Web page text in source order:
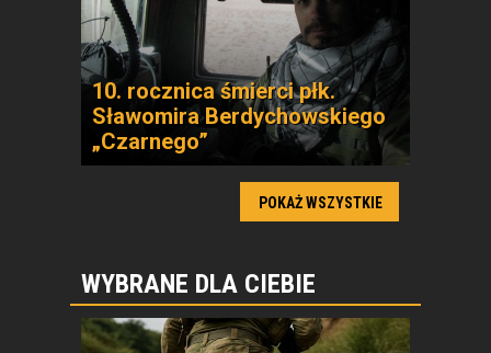
10. rocznica śmierci płk.
Sławomira Berdychowskiego
„Czarnego”
POKAŻ WSZYSTKIE
WYBRANE DLA CIEBIE